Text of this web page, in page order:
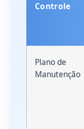
Controle
Plano de
Manutenção